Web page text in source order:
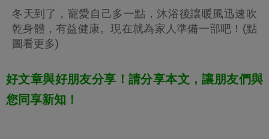
冬天到了，寵愛自己多一點，沐浴後讓暖風迅速吹
乾身體，有益健康。現在就為家人準備一部吧！(點
圖看更多)
好文章與好朋友分享！請分享本文，讓朋友們與
您同享新知！